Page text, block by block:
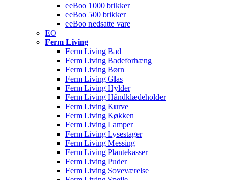
eeBoo 1000 brikker
eeBoo 500 brikker
eeBoo nedsatte vare
EO
Ferm Living
Ferm Living Bad
Ferm Living Badeforhæng
Ferm Living Børn
Ferm Living Glas
Ferm Living Hylder
Ferm Living Håndklædeholder
Ferm Living Kurve
Ferm Living Køkken
Ferm Living Lamper
Ferm Living Lysestager
Ferm Living Messing
Ferm Living Plantekasser
Ferm Living Puder
Ferm Living Soveværelse